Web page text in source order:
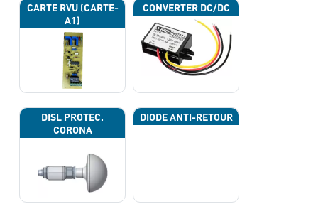
CARTE RVU (CARTE-
A1)
CONVERTER DC/DC
DISL PROTEC.
CORONA
DIODE ANTI-RETOUR